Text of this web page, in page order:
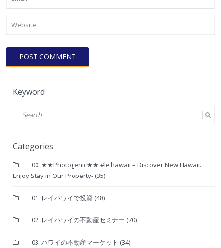
Keyword
Categories
00. ★★Photogenic★★ #leihawaii – Discover New Hawaii.
Enjoy Stay in Our Property- (35)
01. レイハワイで投資 (48)
02. レイハワイの不動産セミナー (70)
03. ハワイの不動産マーケット (34)